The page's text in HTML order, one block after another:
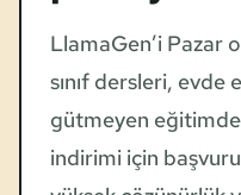
LlamaGen’i Pazar
sınıf dersleri, evde
gütmeyen eğitimde
indirimi için